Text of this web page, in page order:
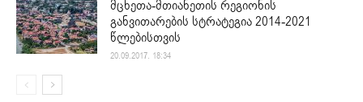
მცხეთა-მთიანეთის რეგიონის
განვითარების სტრატეგია 2014-2021
წლებისთვის
20.09.2017. 18:34